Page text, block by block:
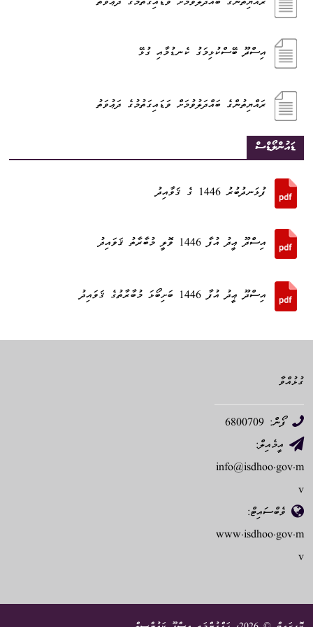
އިސްދޫ ބޭސްކުޅިމަގު ކެނޑުމާއި ގުޅޭ
ރައްޔިތުންގެ ބައްދަލުވުމަށް ވަޑައިގަތުމުގެ ދަޢުވަތު
ޑައުންލޯޑްސް
ފުޅަނދުބުރު 1446 ގެ ޤަވާއިދު
އިސްދޫ ޢީދު އުފާ 1446 ވޮލީ މުބާރާތު ޤަވައިދު
އިސްދޫ ޢީދު އުފާ 1446 ބަށިބޯޅަ މުބާރާތުގެ ޤަވައިދު
ގުޅުއްވާ
ފޯން: 6800709
އީމެއިލް:
info@isdhoo.gov.m
v
ވެބްސައިޓް:
www.isdhoo.gov.m
v